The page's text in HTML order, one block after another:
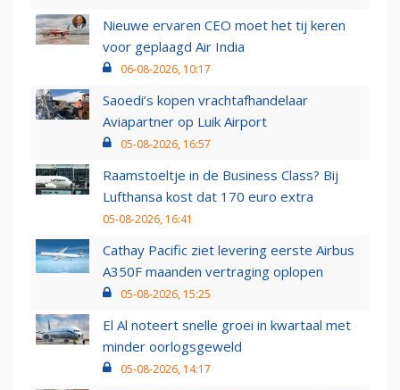
Nieuwe ervaren CEO moet het tij keren
voor geplaagd Air India
06-08-2026, 10:17
Saoedi’s kopen vrachtafhandelaar
Aviapartner op Luik Airport
05-08-2026, 16:57
Raamstoeltje in de Business Class? Bij
Lufthansa kost dat 170 euro extra
05-08-2026, 16:41
Cathay Pacific ziet levering eerste Airbus
A350F maanden vertraging oplopen
05-08-2026, 15:25
El Al noteert snelle groei in kwartaal met
minder oorlogsgeweld
05-08-2026, 14:17